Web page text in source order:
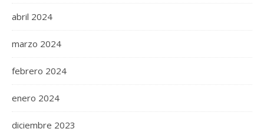
abril 2024
marzo 2024
febrero 2024
enero 2024
diciembre 2023